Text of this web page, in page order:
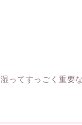
ってすっごく重要